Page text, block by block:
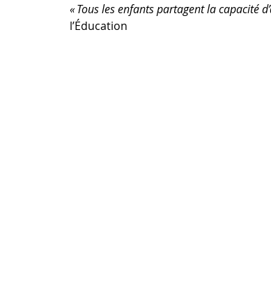
« Tous les enfants partagent la capacité
l’Éducation